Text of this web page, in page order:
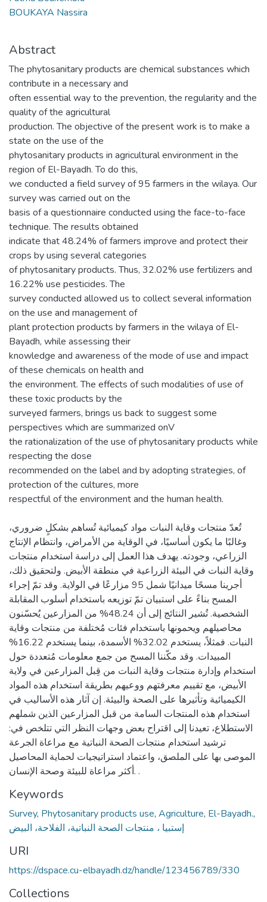
BOUKAYA Nassira
Abstract
The phytosanitary products are chemical substances which
contribute in a necessary and
often essential way to the prevention, the regularity and the
quality of the agricultural
production. The objective of the present work is to make a
state on the use of the
phytosanitary products in agricultural environment in the
region of El-Bayadh. To do this,
we conducted a field survey of 95 farmers in the wilaya. Our
survey was carried out on the
basis of a questionnaire conducted using the face-to-face
technique. The results obtained
indicate that 48.24% of farmers improve and protect their
crops by using several categories
of phytosanitary products. Thus, 32.02% use fertilizers and
16.22% use pesticides. The
survey conducted allowed us to collect several information
on the use and management of
plant protection products by farmers in the wilaya of El-
Bayadh, while assessing their
knowledge and awareness of the mode of use and impact
of these chemicals on health and
the environment. The effects of such modalities of use of
these toxic products by the
surveyed farmers, brings us back to suggest some
perspectives which are summarized onV
the rationalization of the use of phytosanitary products while
respecting the dose
recommended on the label and by adopting strategies, of
protection of the cultures, more
respectful of the environment and the human health.
تُعدّ منتجات وقاية النبات مواد كيميائية تُساهم بشكلٍ ضروري،
وغالبًا ما يكون أساسيًا، في الوقاية من الأمراض، وانتظام الإنتاج
الزراعي، وجودته. يهدف هذا العمل إلى دراسة استخدام منتجات
وقاية النبات في البيئة الزراعية في منطقة الأبيض. ولتحقيق ذلك،
أجرينا مسحًا ميدانيًا شمل 95 مزارعًا في الولاية. وقد تمّ إجراء
المسح بناءً على استبيان تمّ توزيعه باستخدام أسلوب المقابلة
الشخصية. تُشير النتائج إلى أن 48.24% من المزارعين يُحسّنون
محاصيلهم ويحمونها باستخدام فئات مُختلفة من منتجات وقاية
النبات. فمثلاً، يستخدم 32.02% الأسمدة، بينما يستخدم 16.22%
المبيدات. وقد مكّننا المسح من جمع معلومات مُتعددة حول
استخدام وإدارة منتجات وقاية النبات من قِبل المزارعين في ولاية
الأبيض، مع تقييم معرفتهم ووعيهم بطريقة استخدام هذه المواد
الكيميائية وتأثيرها على الصحة والبيئة. إن آثار هذه الأساليب في
استخدام هذه المنتجات السامة من قبل المزارعين الذين شملهم
الاستطلاع، تعيدنا إلى اقتراح بعض وجهات النظر التي تتلخص في:
ترشيد استخدام منتجات الصحة النباتية مع مراعاة الجرعة
الموصى بها على الملصق، واعتماد استراتيجيات لحماية المحاصيل
أكثر مراعاة للبيئة وصحة الإنسان. .
Keywords
Survey, Phytosanitary products use, Agriculture, El-Bayadh.,
إستبيا ، منتجات الصحة النباتية، الفلاحة، البيض
URI
https://dspace.cu-elbayadh.dz/handle/123456789/330
Collections